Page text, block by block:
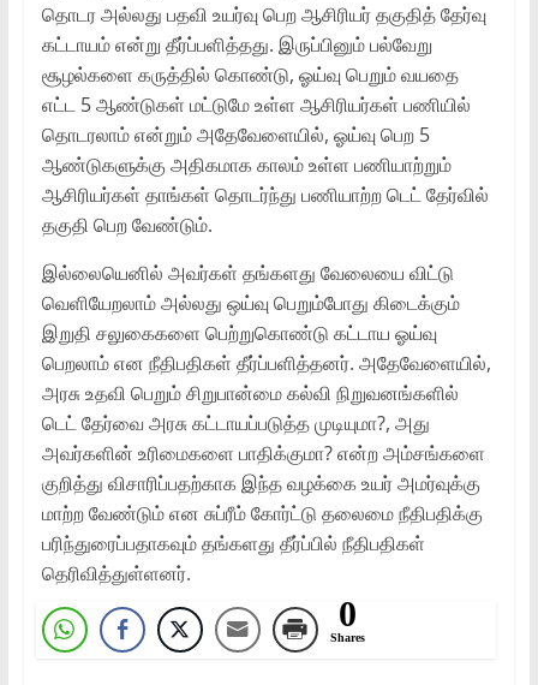
தொடர அல்லது பதவி உயர்வு பெற ஆசிரியர் தகுதித் தேர்வு
கட்டாயம் என்று தீர்ப்பளித்தது. இருப்பினும் பல்வேறு
சூழல்களை கருத்தில் கொண்டு, ஓய்வு பெறும் வயதை
எட்ட 5 ஆண்டுகள் மட்டுமே உள்ள ஆசிரியர்கள் பணியில்
தொடரலாம் என்றும் அதேவேளையில், ஓய்வு பெற 5
ஆண்டுகளுக்கு அதிகமாக காலம் உள்ள பணியாற்றும்
ஆசிரியர்கள் தாங்கள் தொடர்ந்து பணியாற்ற டெட் தேர்வில்
தகுதி பெற வேண்டும்.
இல்லையெனில் அவர்கள் தங்களது வேலையை விட்டு
வெளியேறலாம் அல்லது ஒய்வு பெறும்போது கிடைக்கும்
இறுதி சலுகைகளை பெற்றுகொண்டு கட்டாய ஓய்வு
பெறலாம் என நீதிபதிகள் தீர்ப்பளித்தனர். அதேவேளையில்,
அரசு உதவி பெறும் சிறுபான்மை கல்வி நிறுவனங்களில்
டெட் தேர்வை அரசு கட்டாயப்படுத்த முடியுமா?, அது
அவர்களின் உரிமைகளை பாதிக்குமா? என்ற அம்சங்களை
குறித்து விசாரிப்பதற்காக இந்த வழக்கை உயர் அமர்வுக்கு
மாற்ற வேண்டும் என சுப்ரீம் கோர்ட்டு தலைமை நீதிபதிக்கு
பரிந்துரைப்பதாகவும் தங்களது தீர்ப்பில் நீதிபதிகள்
தெரிவித்துள்ளனர்.
0
Shares